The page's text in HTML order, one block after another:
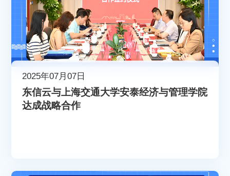
2025年07月07日
东信云与上海交通大学安泰经济与管理学院
达成战略合作